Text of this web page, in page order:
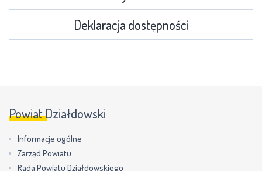
Deklaracja dostępności
Powiat Działdowski
Informacje ogólne
Zarząd Powiatu
Rada Powiatu Działdowskiego